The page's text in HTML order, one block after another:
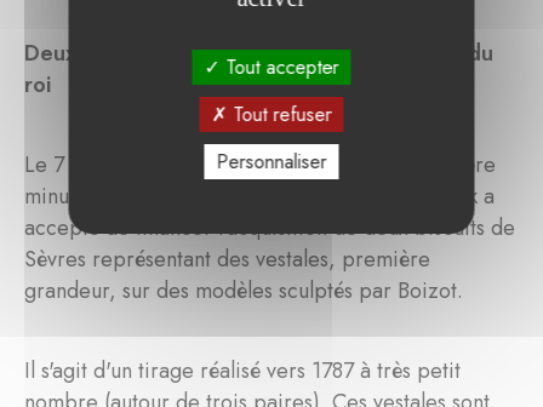
Deux biscuits de Sèvres pour l'appartement du
roi
Le 7 novembre 2017, suite à un appel de dernière
minute des conservateurs, la fondation La Marck a
accepté de financer l'acquisition de deux biscuits de
Sèvres représentant des vestales, première
grandeur, sur des modèles sculptés par Boizot.
Il s'agit d'un tirage réalisé vers 1787 à très petit
Tout accepter
Tout refuser
Personnaliser